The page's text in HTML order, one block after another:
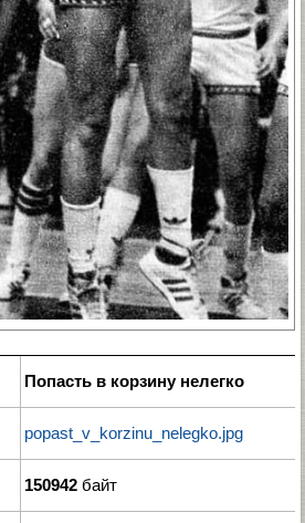
Попасть в корзину нелегко
popast_v_korzinu_nelegko.jpg
150942 байт